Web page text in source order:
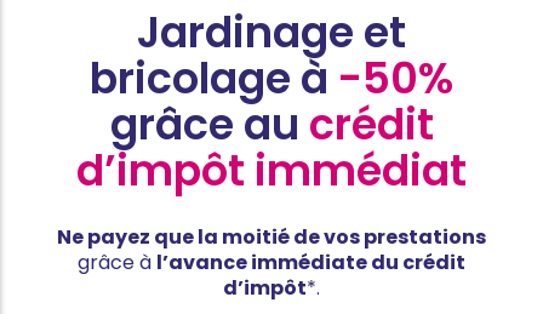
Jardinage et
bricolage à -50%
grâce au crédit
d’impôt immédiat
Ne payez que la moitié de vos prestations
grâce à l’avance immédiate du crédit
d’impôt*.